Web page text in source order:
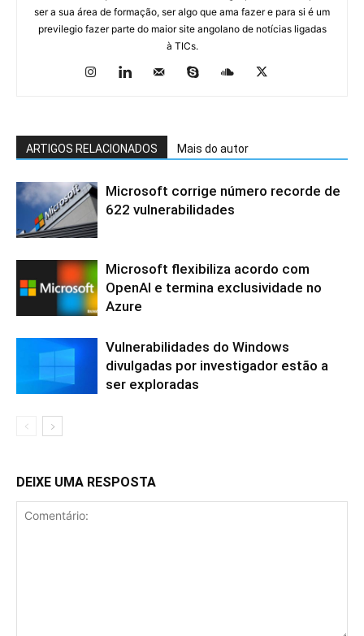
ser a sua área de formação, ser algo que ama fazer e para si é um
previlegio fazer parte do maior site angolano de notícias ligadas
à TICs.
ARTIGOS RELACIONADOS Mais do autor
Microsoft corrige número recorde de
622 vulnerabilidades
Microsoft flexibiliza acordo com
OpenAI e termina exclusividade no
Azure
Vulnerabilidades do Windows
divulgadas por investigador estão a
ser exploradas
DEIXE UMA RESPOSTA